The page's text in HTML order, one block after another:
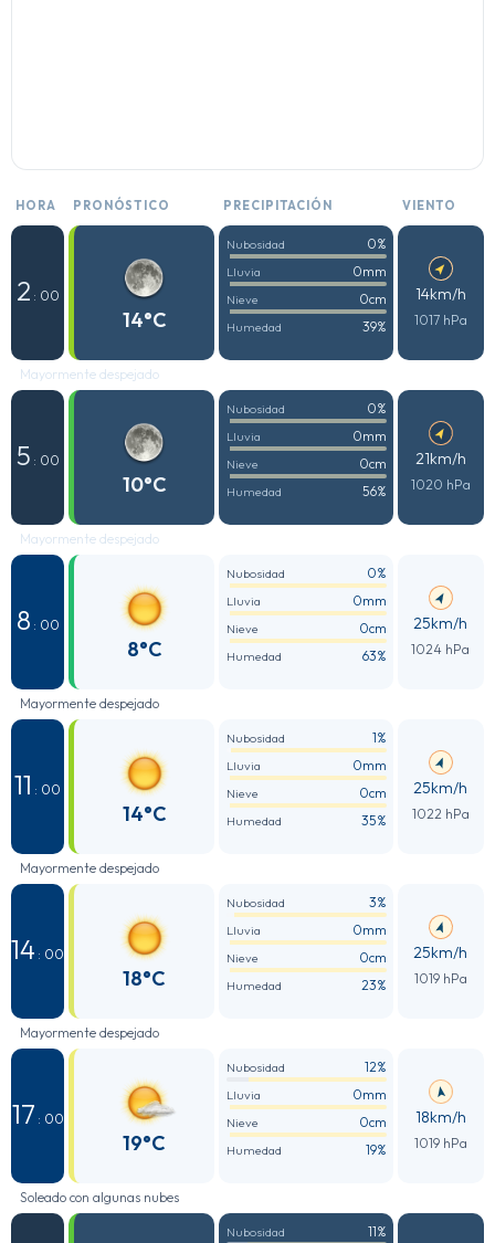
HORA PRONÓSTICO PRECIPITACIÓN VIENTO
2 : 00
14°C
Nubosidad 0%
Lluvia 0mm
Nieve 0cm
Humedad 39%
14km/h
1017 hPa
Mayormente despejado
5 : 00
10°C
Nubosidad 0%
Lluvia 0mm
Nieve 0cm
Humedad 56%
21km/h
1020 hPa
Mayormente despejado
8 : 00
8°C
Nubosidad 0%
Lluvia 0mm
Nieve 0cm
Humedad 63%
25km/h
1024 hPa
Mayormente despejado
11 : 00
14°C
Nubosidad 1%
Lluvia 0mm
Nieve 0cm
Humedad 35%
25km/h
1022 hPa
Mayormente despejado
14 : 00
18°C
Nubosidad 3%
Lluvia 0mm
Nieve 0cm
Humedad 23%
25km/h
1019 hPa
Mayormente despejado
17 : 00
19°C
Nubosidad 12%
Lluvia 0mm
Nieve 0cm
Humedad 19%
18km/h
1019 hPa
Soleado con algunas nubes
Nubosidad 11%